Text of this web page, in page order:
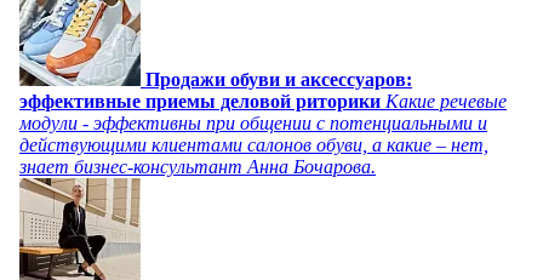
Продажи обуви и аксессуаров:
эффективные приемы деловой риторики Какие речевые
модули - эффективны при общении с потенциальными и
действующими клиентами салонов обуви, а какие – нет,
знает бизнес-консультант Анна Бочарова.